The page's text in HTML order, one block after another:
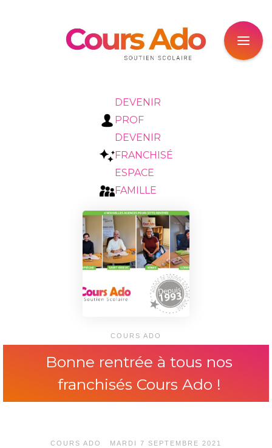
DEVENIR
PROF
DEVENIR
FRANCHISÉ
ESPACE
FAMILLE
COURS ADO
Bonne rentrée à tous nos
franchisés Cours Ado !
COURS ADO POSTED
MARDI 7 SEPTEMBRE 2021